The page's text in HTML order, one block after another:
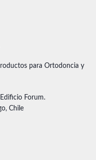
para Ortodoncia y
Forum.
Chile